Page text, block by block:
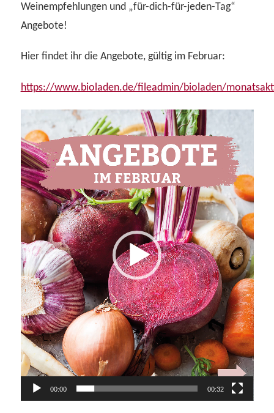
Weinempfehlungen und „für-dich-für-jeden-Tag“
Angebote!
Hier findet ihr die Angebote, gültig im Februar:
https://www.bioladen.de/fileadmin/bioladen/
Player
00:00 00:32